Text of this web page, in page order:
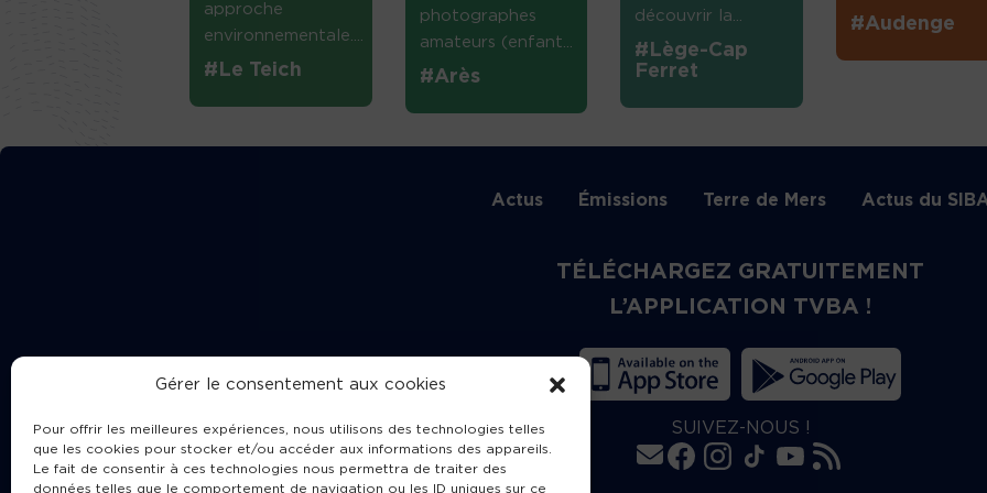
Gérer le consentement aux cookies
Pour offrir les meilleures expériences, nous utilisons des technologies telles
que les cookies pour stocker et/ou accéder aux informations des appareils.
Le fait de consentir à ces technologies nous permettra de traiter des
données telles que le comportement de navigation ou les ID uniques sur ce
approche
environnementale....
#Le Teich
photographes
amateurs (enfant...
#Arès
découvrir la...
#Lège-Cap
Ferret
#Audenge
Actus Émissions Terre de Mers Actus du
TÉLÉCHARGEZ GRATUITEMENT
L’APPLICATION TVBA !
SUIVEZ-NOUS !